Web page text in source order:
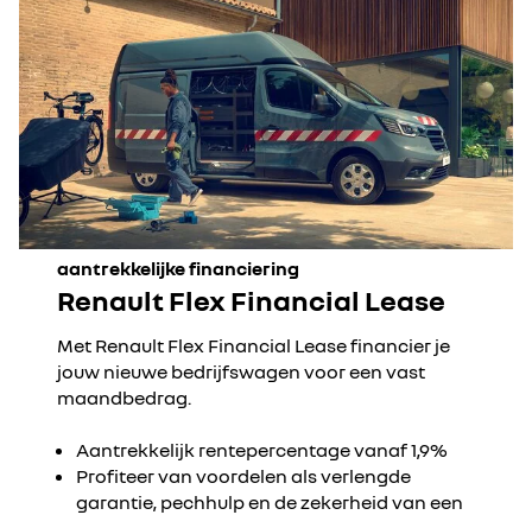
aantrekkelijke financiering
Renault Flex Financial Lease
Met Renault Flex Financial Lease financier je
jouw nieuwe bedrijfswagen voor een vast
maandbedrag.
Aantrekkelijk rentepercentage vanaf 1,9%
Profiteer van voordelen als verlengde
garantie, pechhulp en de zekerheid van een